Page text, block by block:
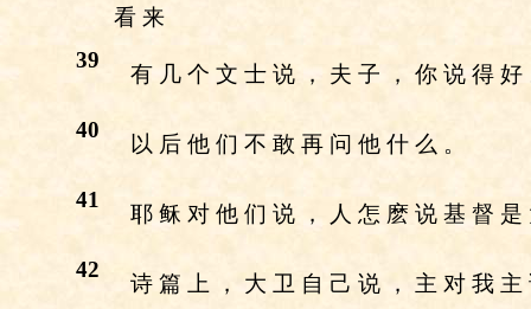
看 来
39
有 几 个 文 士 说 ， 夫 子 ， 你 说 得 好
40
以 后 他 们 不 敢 再 问 他 什 么 。
41
耶 稣 对 他 们 说 ， 人 怎 麽 说 基 督
42
诗 篇 上 ， 大 卫 自 己 说 ， 主 对 我